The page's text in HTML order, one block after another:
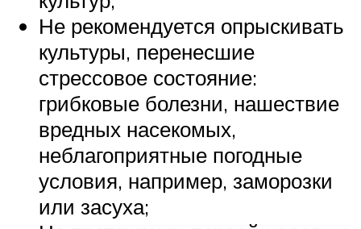
Не рекомендуется опрыскивать
культуры, перенесшие
стрессовое состояние:
грибковые болезни, нашествие
вредных насекомых,
неблагоприятные погодные
условия, например, заморозки
или засуха;